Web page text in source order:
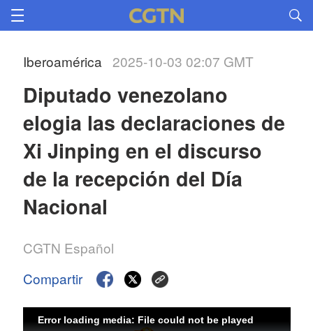
Iberoamérica 2025-10-03 02:07 GMT
Diputado venezolano
elogia las declaraciones de
Xi Jinping en el discurso
de la recepción del Día
Nacional
CGTN Español
Compartir
Error loading media: File could not be played